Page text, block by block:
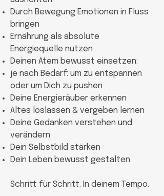
Durch Bewegung Emotionen in Fluss
bringen
Ernährung als absolute
Energiequelle nutzen
Deinen Atem bewusst einsetzen:
je nach Bedarf: um zu entspannen
oder um Dich zu pushen
Deine Energieräuber erkennen
Altes loslassen & vergeben lernen
Deine Gedanken verstehen und
verändern
Dein Selbstbild stärken
Dein Leben bewusst gestalten
Schritt für Schritt. In deinem Tempo.